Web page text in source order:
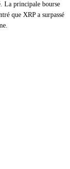
La principale bourse
que XRP a surpassé